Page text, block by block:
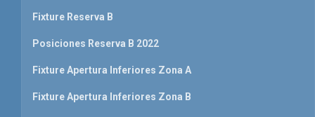
Fixture Reserva B
Posiciones Reserva B 2022
Fixture Apertura Inferiores Zona A
Fixture Apertura Inferiores Zona B